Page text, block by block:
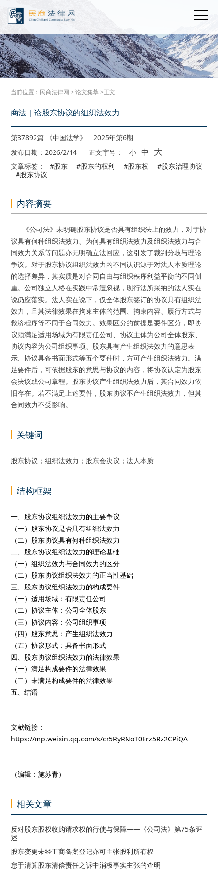
当前位置： 民商法律网 >论文集萃>正文
商法｜论股东协议的组织法效力
第37892篇 《中国法学》 2025年第6期
发布日期：2026/2/14
正文字号： 小 中 大
文章标签： #股东 #股东的权利 #股东权
#股东治理协议
#股东协议
内容摘要
《公司法》未明确股东协议是否具有组织法上的效力，对于协
议具有何种组织法效力、为何具有组织法效力及组织法效力与合
同效力关系等问题亦无明确立法回应，这引发了裁判分歧与理论
争议。对于股东协议组织法效力的不同认识源于对法人本质理论
的选择差异，其实质是对合同自由与组织秩序利益平衡的不同侧
重。公司独立人格在实践中常遭忽视，现行法所采纳的法人实在
说仍应落实。法人实在说下，仅全体股东签订的协议具有组织法
效力，且其法律效果在拘束主体的范围、拘束内容、履行方式与
救济程序等不同于合同效力。效果区分的前提是要件区分，即协
议须满足适用场域为有限责任公司、协议主体为公司全体股东、
协议内容为公司组织事项、股东具有产生组织法效力的意思表
示、协议具备书面形式等五个要件时，方可产生组织法效力。满
足要件后，可依据股东的意思与协议的内容，将协议认定为股东
会决议或公司章程。股东协议产生组织法效力后，其合同效力依
旧存在。若不满足上述要件，股东协议不产生组织法效力，但其
合同效力不受影响。
关键词
股东协议；组织法效力；股东会决议；法人本质
结构框架
一、股东协议组织法效力的主要争议
（一）股东协议是否具有组织法效力
（二）股东协议具有何种组织法效力
二、股东协议组织法效力的理论基础
（一）组织法效力与合同效力的区分
（二）股东协议组织法效力的正当性基础
三、股东协议组织法效力的构成要件
（一）适用场域：有限责任公司
（二）协议主体：公司全体股东
（三）协议内容：公司组织事项
（四）股东意思：产生组织法效力
（五）协议形式：具备书面形式
四、股东协议组织法效力的法律效果
（一）满足构成要件的法律效果
（二）未满足构成要件的法律效果
五、结语
文献链接：
https://mp.weixin.qq.com/s/cr5RyRNoT0Erz5Rz2CPiQA
（编辑：施苏青）
相关文章
反对股东股权收购请求权的行使与保障——《公司法》第75条评
述
股东变更未经工商备案登记亦可主张股利所有权
怠于清算股东清偿责任之诉中消极事实主张的查明